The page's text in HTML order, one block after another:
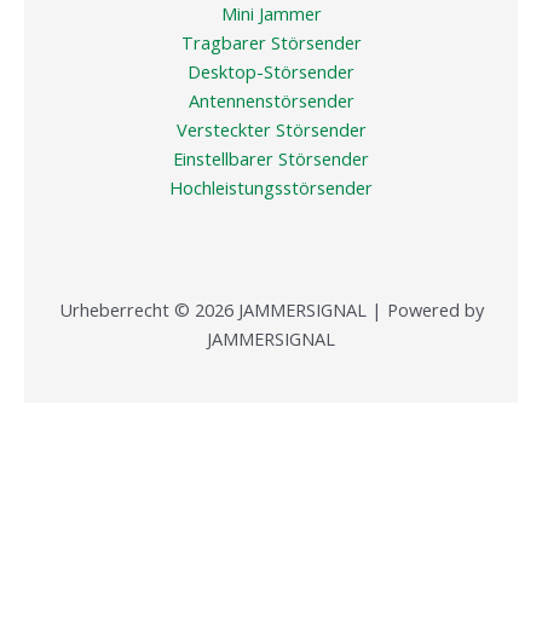
Mini Jammer
Tragbarer Störsender
Desktop-Störsender
Antennenstörsender
Versteckter Störsender
Einstellbarer Störsender
Hochleistungsstörsender
Urheberrecht © 2026 JAMMERSIGNAL | Powered by
JAMMERSIGNAL